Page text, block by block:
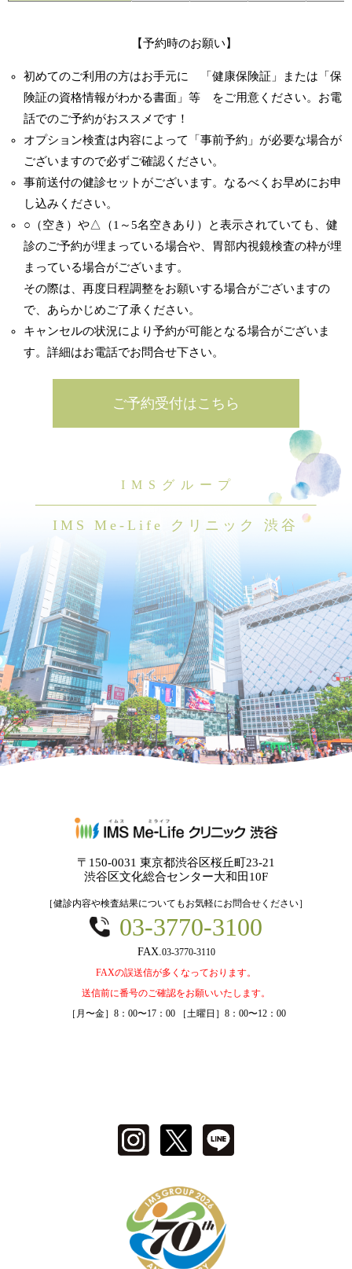
【予約時のお願い】
初めてのご利用の方はお手元に 「健康保険証」または「保
険証の資格情報がわかる書面」等 をご用意ください。お電
話でのご予約がおススメです！
オプション検査は内容によって「事前予約」が必要な場合が
ございますので必ずご確認ください。
事前送付の健診セットがございます。なるべくお早めにお申
し込みください。
○（空き）や△（1～5名空きあり）と表示されていても、健
診のご予約が埋まっている場合や、胃部内視鏡検査の枠が埋
まっている場合がございます。
その際は、再度日程調整をお願いする場合がございますの
で、あらかじめご了承ください。
キャンセルの状況により予約が可能となる場合がございま
す。詳細はお電話でお問合せ下さい。
ご予約受付はこちら
IMSグループ
IMS Me-Life クリニック 渋谷
〒150-0031 東京都渋谷区桜丘町23-21
渋谷区文化総合センター大和田10F
［健診内容や検査結果についてもお気軽にお問合せください］
03-3770-3100
03-3770-3110
FAXの誤送信が多くなっております。
送信前に番号のご確認をお願いいたします。
［月〜金］8：00〜17：00 ［土曜日］8：00〜12：00